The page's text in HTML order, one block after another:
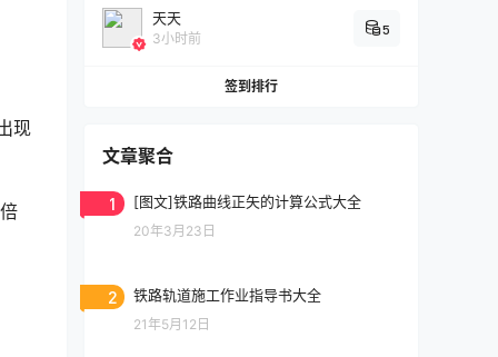
现
天天
3小时前
5
签到排行
文章聚合
1 [图文]铁路曲线正矢的计算公式大全
20年3月23日
2 铁路轨道施工作业指导书大全
21年5月12日